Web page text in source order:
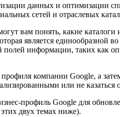
данных и оптимизации
сетей и отраслевых
вам понять, какие
является
информации, таких как
компании Google, а
или не
профиль Google для
двух темах ниже).